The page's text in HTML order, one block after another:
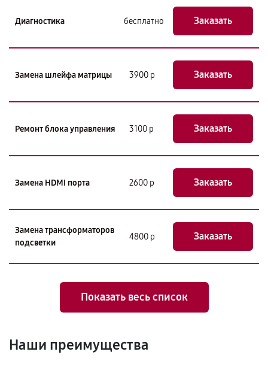
Диагностика бесплатно Заказать
Замена шлейфа матрицы 3900 р Заказать
Ремонт блока управления 3100 р Заказать
Замена HDMI порта 2600 р Заказать
Замена трансформаторов
подсветки
4800 р Заказать
Показать весь список
Наши преимущества